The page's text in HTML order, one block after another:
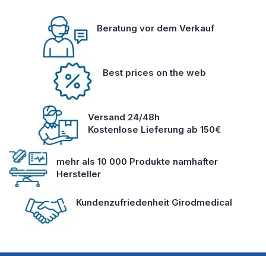
Beratung vor dem Verkauf
Best prices on the web
Versand 24/48h
Kostenlose Lieferung ab 150€
mehr als 10 000 Produkte namhafter
Hersteller
Kundenzufriedenheit Girodmedical